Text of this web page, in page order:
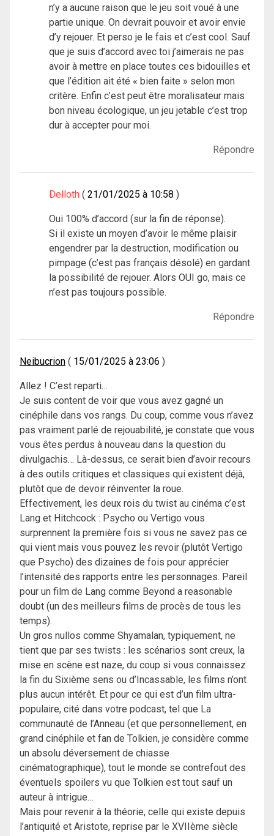
n’y a aucune raison que le jeu soit voué à une
partie unique. On devrait pouvoir et avoir envie
d’y rejouer. Et perso je le fais et c’est cool. Sauf
que je suis d’accord avec toi j’aimerais ne pas
avoir à mettre en place toutes ces bidouilles et
que l’édition ait été « bien faite » selon mon
critère. Enfin c’est peut être moralisateur mais
bon niveau écologique, un jeu jetable c’est trop
dur à accepter pour moi.
Répondre
Delloth 21/01/2025 à 10:58
Oui 100% d’accord (sur la fin de réponse).
Si il existe un moyen d’avoir le même plaisir
engendrer par la destruction, modification ou
pimpage (c’est pas français désolé) en gardant
la possibilité de rejouer. Alors OUI go, mais ce
n’est pas toujours possible.
Répondre
Neibucrion 15/01/2025 à 23:06
Allez ! C’est reparti…
Je suis content de voir que vous avez gagné un
cinéphile dans vos rangs. Du coup, comme vous n’avez
pas vraiment parlé de rejouabilité, je constate que vous
vous êtes perdus à nouveau dans la question du
divulgachis… Là-dessus, ce serait bien d’avoir recours
à des outils critiques et classiques qui existent déjà,
plutôt que de devoir réinventer la roue.
Effectivement, les deux rois du twist au cinéma c’est
Lang et Hitchcock : Psycho ou Vertigo vous
surprennent la première fois si vous ne savez pas ce
qui vient mais vous pouvez les revoir (plutôt Vertigo
que Psycho) des dizaines de fois pour apprécier
l’intensité des rapports entre les personnages. Pareil
pour un film de Lang comme Beyond a reasonable
doubt (un des meilleurs films de procès de tous les
temps).
Un gros nullos comme Shyamalan, typiquement, ne
tient que par ses twists : les scénarios sont creux, la
mise en scène est naze, du coup si vous connaissez
la fin du Sixième sens ou d’Incassable, les films n’ont
plus aucun intérêt. Et pour ce qui est d’un film ultra-
populaire, cité dans votre podcast, tel que La
communauté de l’Anneau (et que personnellement, en
grand cinéphile et fan de Tolkien, je considère comme
un absolu déversement de chiasse
cinématographique), tout le monde se contrefout des
éventuels spoilers vu que Tolkien est tout sauf un
auteur à intrigue…
Mais pour revenir à la théorie, celle qui existe depuis
l’antiquité et Aristote, reprise par le XVIIème siècle